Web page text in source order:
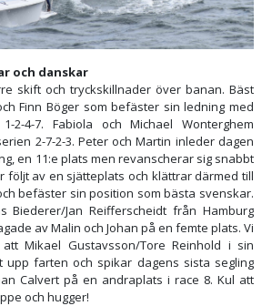
och danskar
skift och tryckskillnader över banan. Bäst
Finn Böger som befäster sin ledning med
2-4-7. Fabiola och Michael Wonterghem
2-7-2-3. Peter och Martin inleder dagen
en 11:e plats men revanscherar sig snabbt
följt av en sjätteplats och klättrar därmed till
befäster sin position som bästa svenskar.
Biederer/Jan Reifferscheidt från Hamburg
av Malin och Johan på en femte plats. Vi
Mikael Gustavsson/Tore Reinhold i sin
upp farten och spikar dagens sista segling
Calvert på en andraplats i race 8. Kul att
och hugger!